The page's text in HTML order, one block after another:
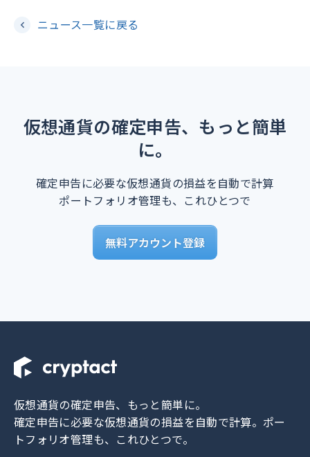
ニュース一覧に戻る
仮想通貨の確定申告、もっと簡単
に。
確定申告に必要な仮想通貨の損益を自動で計算
ポートフォリオ管理も、これひとつで
無料アカウント登録
仮想通貨の確定申告、もっと簡単に。
確定申告に必要な仮想通貨の損益を自動で計算。 ポー
トフォリオ管理も、これひとつで。